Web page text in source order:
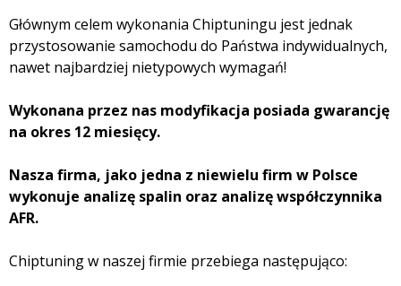
Głównym celem wykonania Chiptuningu jest jednak
przystosowanie samochodu do Państwa indywidualnych,
nawet najbardziej nietypowych wymagań!
Wykonana przez nas modyfikacja posiada gwarancję
na okres 12 miesięcy.
Nasza firma, jako jedna z niewielu firm w Polsce
wykonuje analizę spalin oraz analizę współczynnika
AFR.
Chiptuning w naszej firmie przebiega następująco: